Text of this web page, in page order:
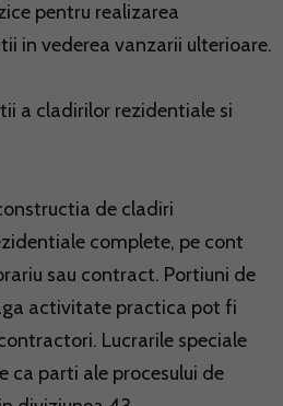
pentru realizarea
in vederea vanzarii ulterioare.
a cladirilor rezidentiale si
de cladiri
complete, pe cont
sau contract. Portiuni de
activitate practica pot fi
Lucrarile speciale
ca parti ale procesului de